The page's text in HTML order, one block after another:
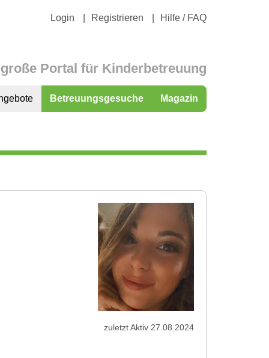
Login Registrieren Hilfe / FAQ
Portal für Kinderbetreuung
Betreuungsgesuche Magazin
zuletzt Aktiv 27.08.2024